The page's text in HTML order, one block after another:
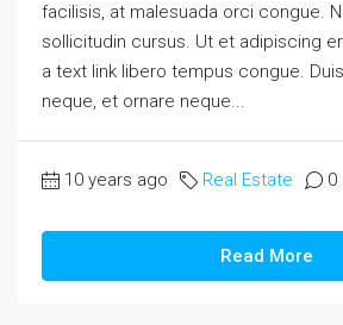
facilisis, at malesuada orci congue.
sollicitudin cursus. Ut et adipiscing
a text link libero tempus congue.
neque, et ornare neque...
10 years ago Real Estate 0
Read More